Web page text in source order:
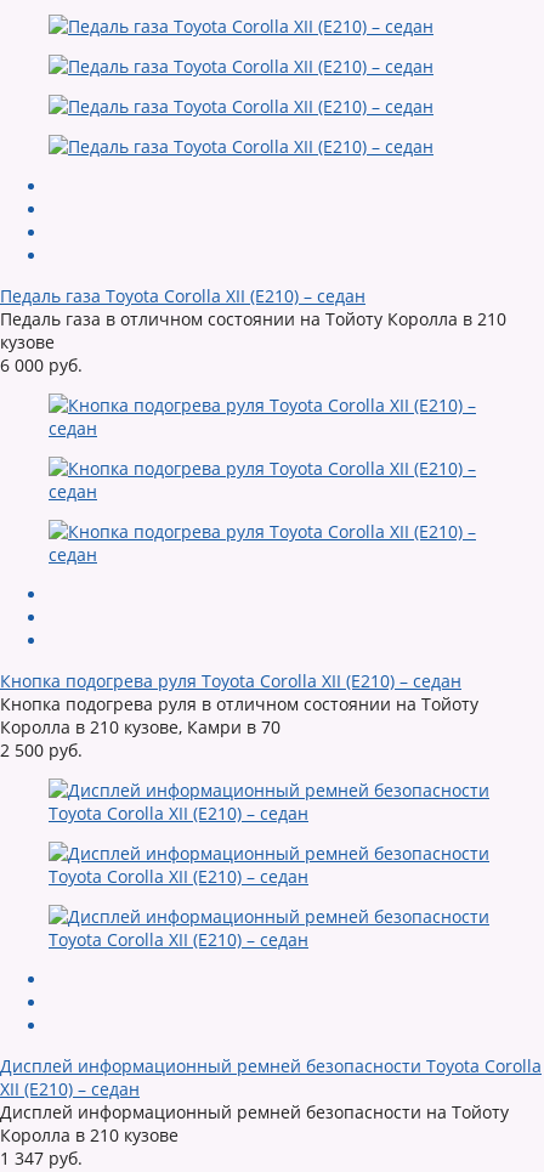
Педаль газа Toyota Corolla XII (E210) – седан
Педаль газа в отличном состоянии на Тойоту Королла в 210
кузове
6 000 руб.
Кнопка подогрева руля Toyota Corolla XII (E210) – седан
Кнопка подогрева руля в отличном состоянии на Тойоту
Королла в 210 кузове, Камри в 70
2 500 руб.
Дисплей информационный ремней безопасности Toyota Corolla
XII (E210) – седан
Дисплей информационный ремней безопасности на Тойоту
Королла в 210 кузове
1 347 руб.